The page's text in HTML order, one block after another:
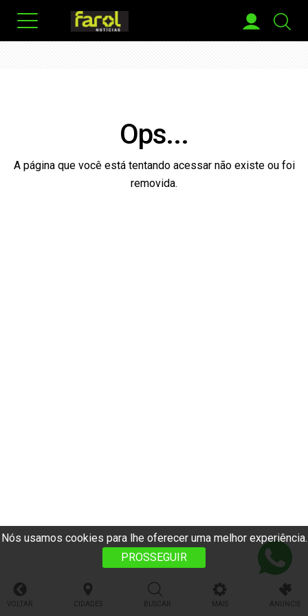
Nós usamos cookies para lhe oferecer uma melhor experiência.
PROSSEGUIR
Ops...
A página que você está tentando acessar não existe ou foi
removida.
VOLTAR CIDADES BUSCAR MAIS ANUNCIE